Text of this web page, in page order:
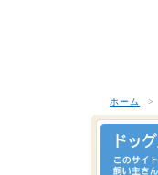
ホーム >